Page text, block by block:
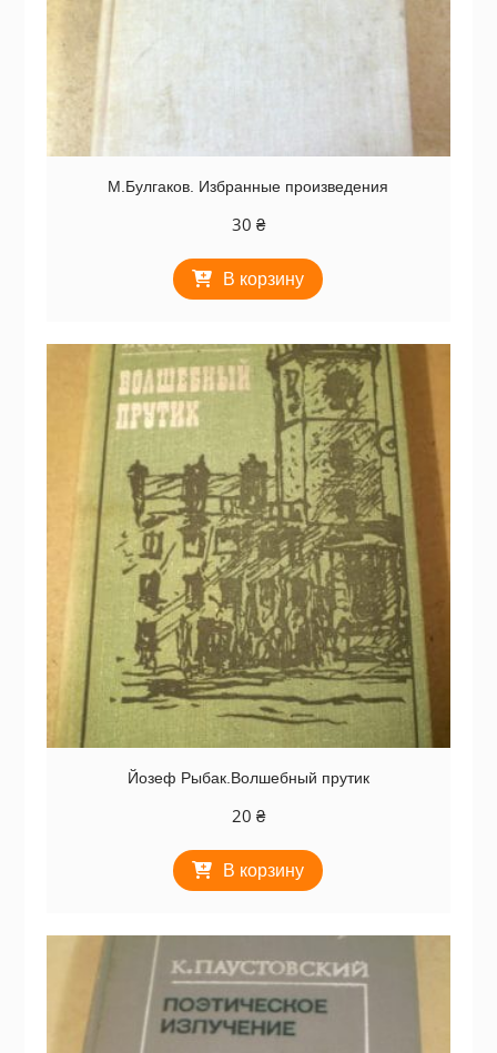
М.Булгаков. Избранные произведения
30 ₴
В корзину
Йозеф Рыбак.Волшебный прутик
20 ₴
В корзину